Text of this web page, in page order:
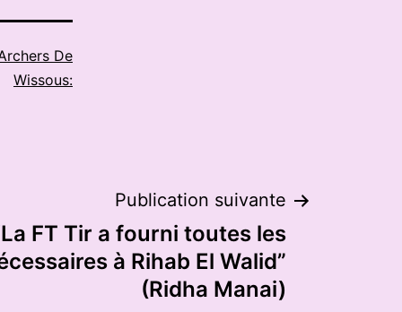
De
Wissous:
Publication suivante
FT Tir a fourni toutes les
à Rihab El Walid”
(Ridha Manai)